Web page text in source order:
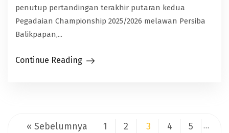
penutup pertandingan terakhir putaran kedua
Pegadaian Championship 2025/2026 melawan Persiba
Balikpapan,...
Continue Reading
« Sebelumnya 1 2 3 4 5 …